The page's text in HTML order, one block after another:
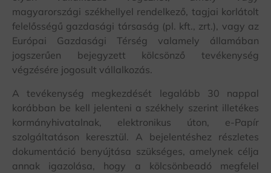
magyarországi székhellyel rendelkező, tagjai korlátolt
felelősségű gazdasági társaság (pl. kft., zrt.), vagy az
Európai Gazdasági Térség valamely államában
jogszerűen bejegyzett kölcsönző tevékenység
végzésére jogosult vállalkozás.
A tevékenység megkezdését legalább 30 nappal
korábban be kell jelenteni a székhely szerint illetékes
kormányhivatalnak, elektronikus úton, e-Papír
szolgáltatáson keresztül. A bejelentéshez részletes
dokumentáció benyújtása szükséges, amelynek célja
annak igazolása, hogy a kölcsönbeadó megfelel